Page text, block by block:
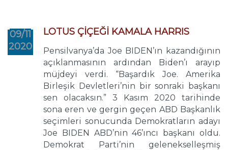
09/11
2020
LOTUS ÇİÇEĞİ KAMALA HARRIS
Pensilvanya’da Joe BIDEN’ın kazandığının
açıklanmasının ardından Biden’ı arayıp
müjdeyi verdi. “Başardık Joe. Amerika
Birleşik Devletleri’nin bir sonraki başkanı
sen olacaksın.” 3 Kasım 2020 tarihinde
sona eren ve gergin geçen ABD Başkanlık
seçimleri sonucunda Demokratların adayı
Joe BIDEN ABD’nin 46’ıncı başkanı oldu.
Demokrat Parti’nin gelenekselleşmiş